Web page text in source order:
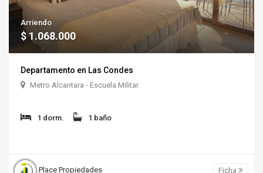
Arriendo
$ 1.068.000
Departamento en Las Condes
Metro Alcantara - Escuela Militar
1 dorm. 1 baño
Place Propiedades Ficha